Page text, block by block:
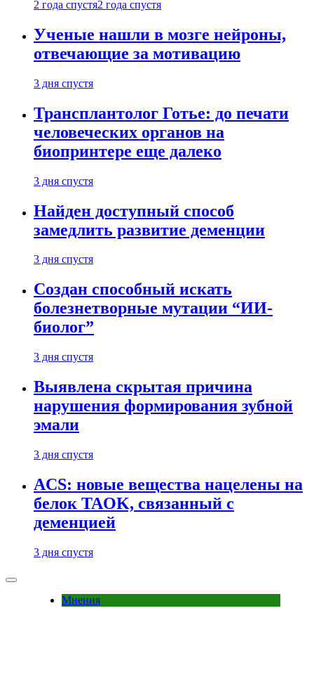
2 года спустя2 года спустя
Ученые нашли в мозге нейроны,
отвечающие за мотивацию
3 дня спустя
Трансплантолог Готье: до печати
человеческих органов на
биопринтере еще далеко
3 дня спустя
Найден доступный способ
замедлить развитие деменции
3 дня спустя
Создан способный искать
болезнетворные мутации “ИИ-
биолог”
3 дня спустя
Выявлена скрытая причина
нарушения формирования зубной
эмали
3 дня спустя
ACS: новые вещества нацелены на
белок TAOK, связанный с
деменцией
3 дня спустя
Мнения